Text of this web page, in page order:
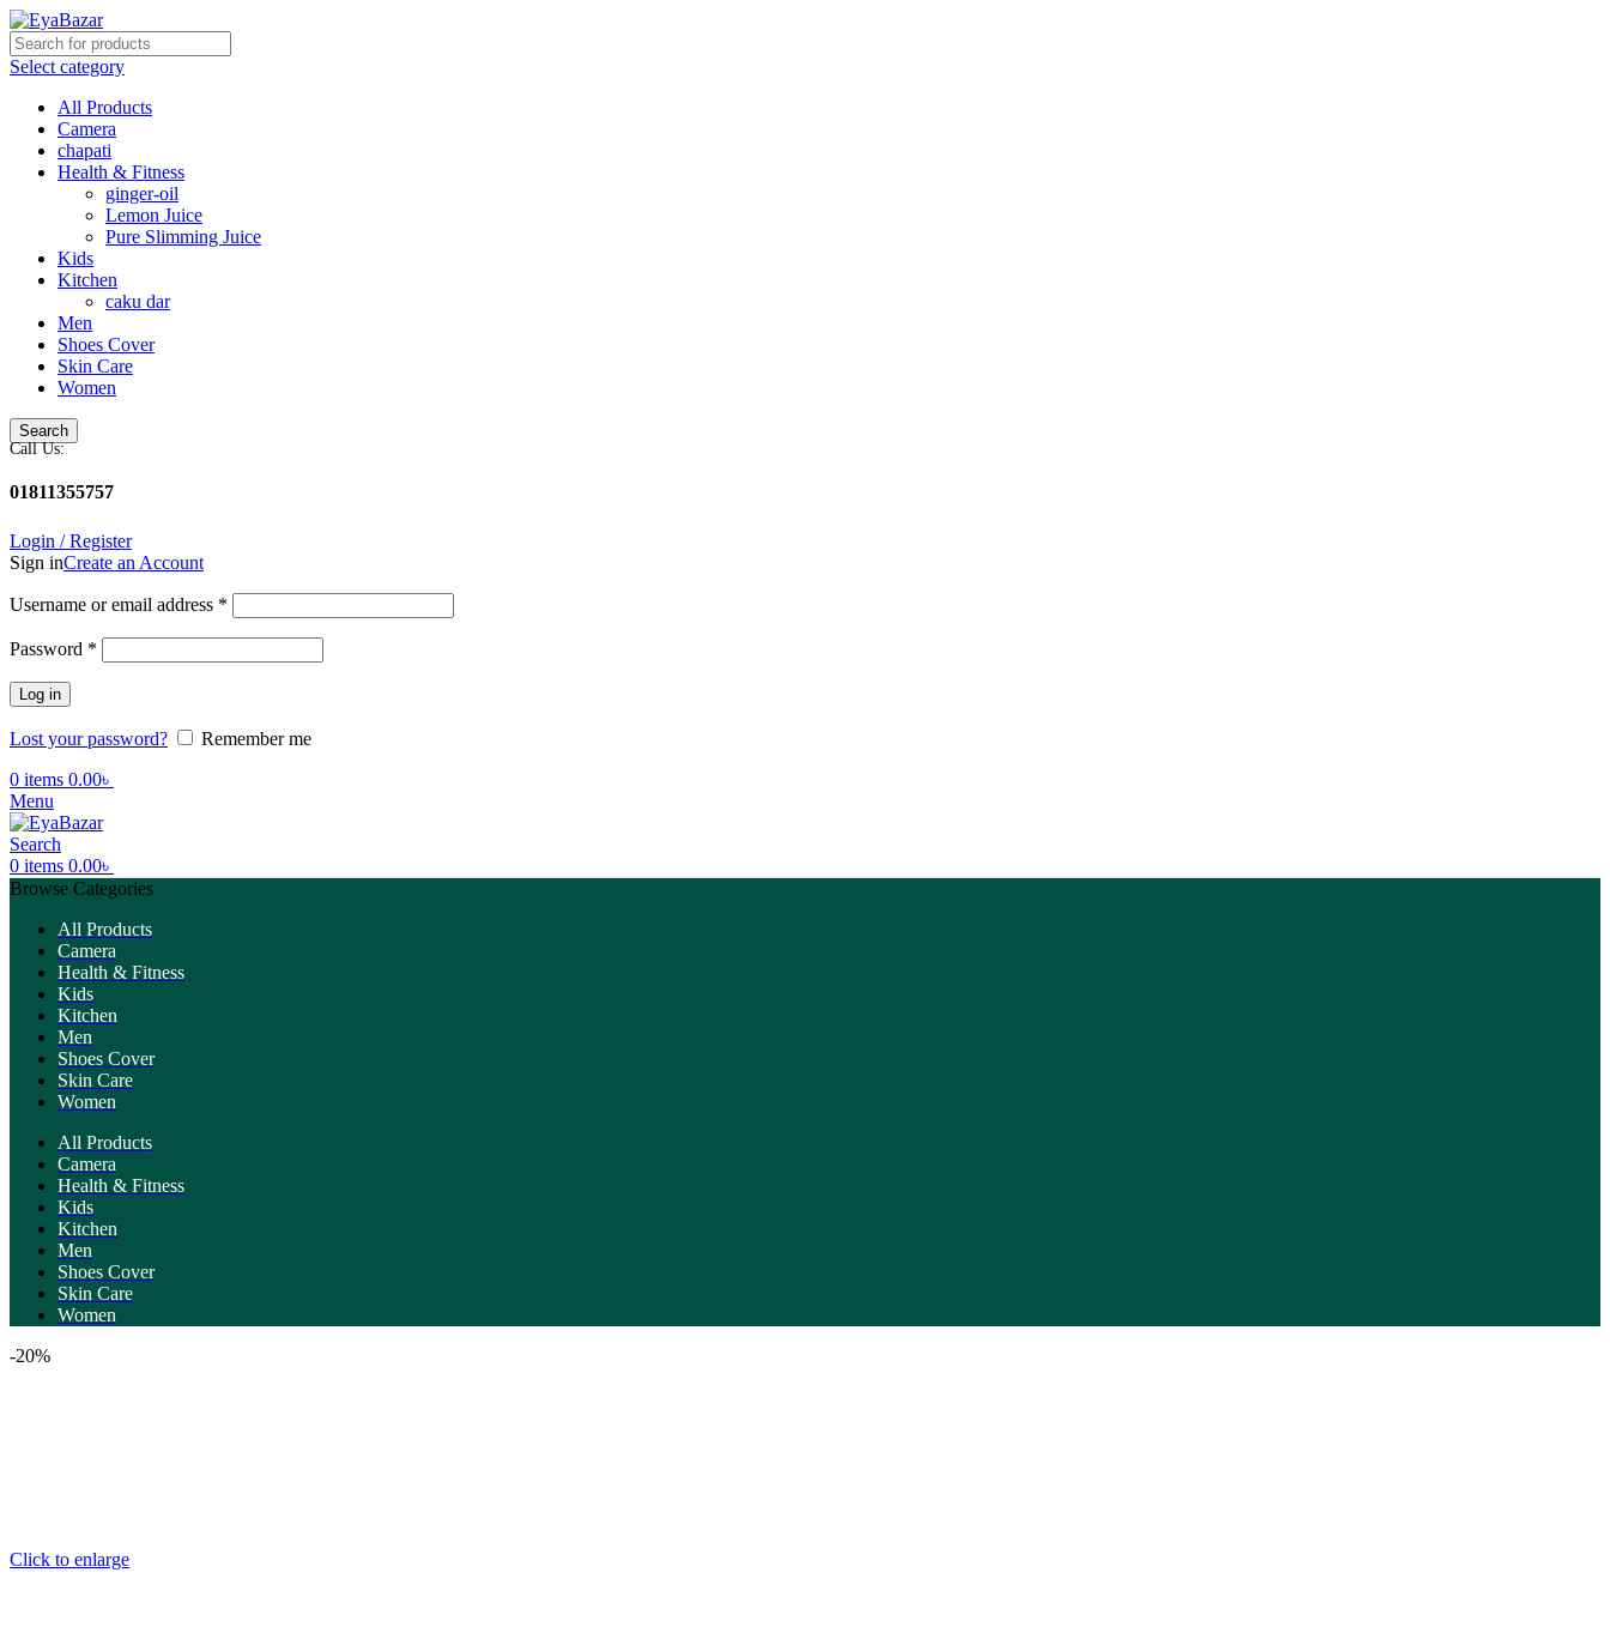
Select category
All Products
Camera
chapati
Health & Fitness
ginger-oil
Lemon Juice
Pure Slimming Juice
Kids
Kitchen
caku dar
Men
Shoes Cover
Skin Care
Women
Search
Call Us:
01811355757
Login / Register
Sign inCreate an Account
Username or email address *
Password *
Log in
Lost your password?
Remember me
0 items 0.00৳
Menu
Search
0 items 0.00৳
Browse Categories
All Products
Camera
Health & Fitness
Kids
Kitchen
Men
Shoes Cover
Skin Care
Women
All Products
Camera
Health & Fitness
Kids
Kitchen
Men
Shoes Cover
Skin Care
Women
-20%
Click to enlarge